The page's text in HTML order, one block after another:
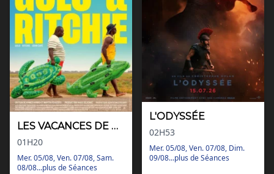
LES VACANCES DE GOLO & RITCHIE
01H20
Mer. 05/08, Ven. 07/08, Sam.
08/08...plus de Séances
L'ODYSSÉE
02H53
Mer. 05/08, Ven. 07/08, Dim.
09/08...plus de Séances